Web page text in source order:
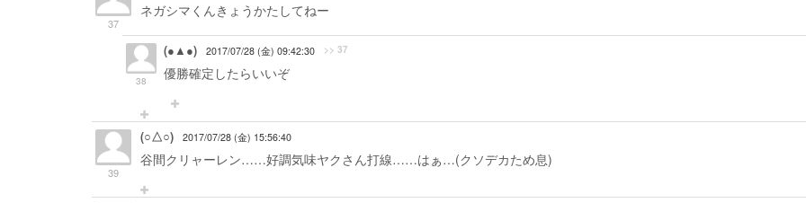
37
ネガシマくんきょうかたしてねー
38
(●▲●) 2017/07/28 (金) 09:42:30 >> 37
優勝確定したらいいぞ
39
(○△○) 2017/07/28 (金) 15:56:40
谷間クリャーレン……好調気味ヤクさん打線……はぁ…(クソデカため息)